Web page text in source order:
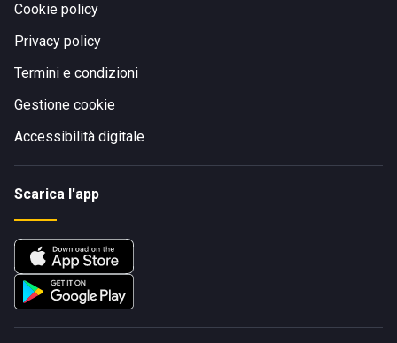
Cookie policy
Privacy policy
Termini e condizioni
Gestione cookie
Accessibilità digitale
Scarica l'app